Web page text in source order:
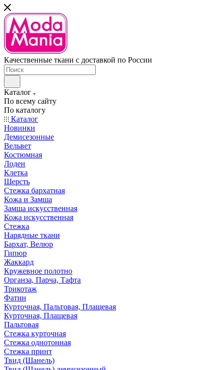
Качественные ткани с доставкой по России
Каталог
По всему сайту
По каталогу
Каталог
Новинки
Демисезонные
Вельвет
Костюмная
Лоден
Клетка
Шерсть
Стежка бархатная
Кожа и Замша
Замша искусственная
Кожа искусственная
Стежка
Нарядные ткани
Бархат, Велюр
Гипюр
Жаккард
Кружевное полотно
Органза, Парча, Тафта
Трикотаж
Фатин
Курточная, Пальтовая, Плащевая
Курточная, Плащевая
Пальтовая
Стежка курточная
Стежка однотонная
Стежка принт
Твид (Шанель)